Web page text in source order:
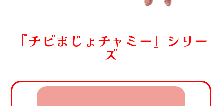
『チビまじょチャミー』シリー
ズ